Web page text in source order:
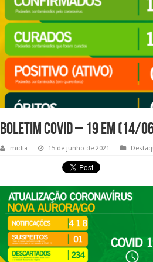
Boletim Covid – 19 em (14/
midia 15 de junho de 2021